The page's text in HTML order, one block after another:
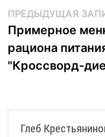
Навигация
по
записям
ПРЕДЫДУЩАЯ
Примерное
рациона
"Кроссворд-
Глеб